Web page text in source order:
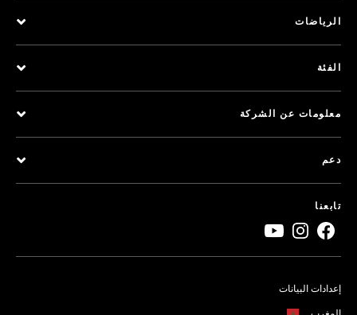
الرياضات
الفئة
معلومات عن الشركة
دعم
تابعنا
إعدادات البيانات